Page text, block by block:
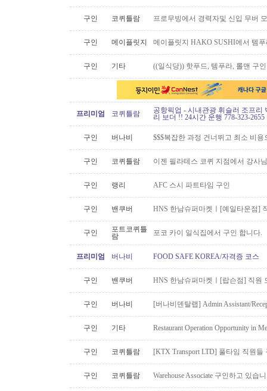
구인 코퀴틀람 프로무빙에서 경력자및 신입 무버
구인 메이플릿지 메이플릿지 HAKO SUSHI에서 템
구인 기타 ((일식당)) 핫푸드, 템푸라, 롤맨 구
프리미엄 코퀴틀람
공항픽업 - 시내관광 휘슬러 조프
리 보더 !! 24시간 운행 778-323-2655
구인 버나비 $$$복잡한 과정 건너뛰고 최소 비
구인 코퀴틀람 이젠 필라테스 코퀴 지점에서 강사
구인 랭리 AFC 스시 파트타임 구인
구인 밴쿠버 HNS 한남슈퍼마켓ㅣ[예일타운점]
구인
포트코퀴틀
람
포코 카이 일식집에서 구인 합니다.
프리미엄 버나비 FOOD SAFE KOREA/자격증 코스
구인 밴쿠버 HNS 한남슈퍼마켓ㅣ[랍슨점] 직원
구인 버나비 [버나비덴탈랩] Admin Assistant/
구인 기타 Restaurant Operation Opportunity in
구인 코퀴틀람 [KTX Transport LTD] 풀타임 직원
구인 코퀴틀람 Warehouse Associate 구인하고 있습